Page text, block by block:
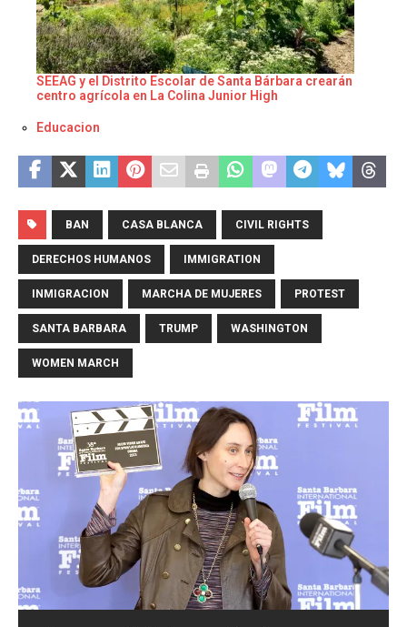
SEEAG y el Distrito Escolar de Santa Bárbara crearán
centro agrícola en La Colina Junior High
Respecto a
Educacion
BAN CASA BLANCA CIVIL RIGHTS
DERECHOS HUMANOS IMMIGRATION
INMIGRACION MARCHA DE MUJERES PROTEST
SANTA BARBARA TRUMP WASHINGTON
WOMEN MARCH